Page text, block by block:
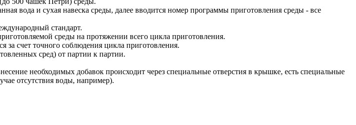
вода и сухая навеска среды, далее вводится номер программы приготовления среды - все
стандарт.
среды на протяжении всего цикла приготовления.
за счет точного соблюдения цикла приготовления.
сред) от партии к партии.
необходимых добавок происходит через специальные отверстия в крышке, есть специальные
отсутствия воды, например).